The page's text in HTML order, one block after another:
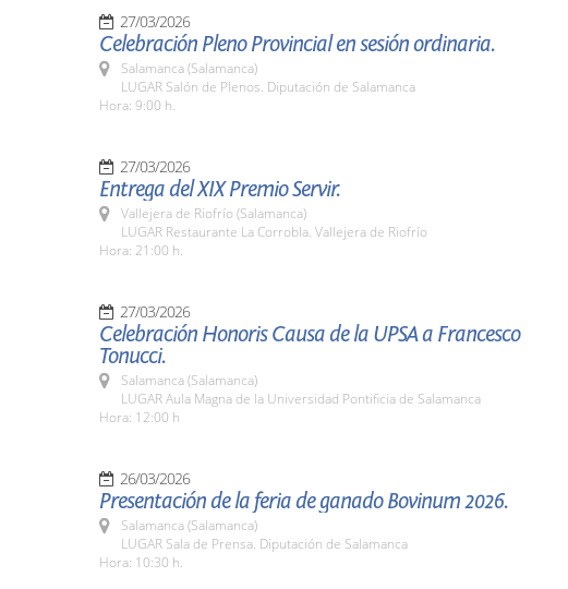
27/03/2026
Celebración Pleno Provincial en sesión ordinaria.
Salamanca (Salamanca)
LUGAR Salón de Plenos. Diputación de Salamanca
Hora: 9:00 h.
27/03/2026
Entrega del XIX Premio Servir.
Vallejera de Riofrío (Salamanca)
LUGAR Restaurante La Corrobla. Vallejera de Riofrío
Hora: 21:00 h.
27/03/2026
Celebración Honoris Causa de la UPSA a Francesco
Tonucci.
Salamanca (Salamanca)
LUGAR Aula Magna de la Universidad Pontificia de Salamanca
Hora: 12:00 h
26/03/2026
Presentación de la feria de ganado Bovinum 2026.
Salamanca (Salamanca)
LUGAR Sala de Prensa. Diputación de Salamanca
Hora: 10:30 h.